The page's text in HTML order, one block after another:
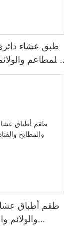
طبق عشاء
للمطاعم
طقم أطباق
والولائم